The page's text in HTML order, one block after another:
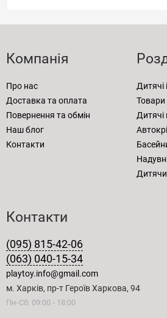
Компанія
Про нас
Доставка та оплата
Повернення та обмін
Наш блог
Контакти
Дитячі
Дитячі
Контакти
(095) 815-42-06
(063) 040-15-34
playtoy.info@gmail.com
м. Харків, пр-т Героїв Харкова, 94
Пн-Сб: 09:00 - 18:00